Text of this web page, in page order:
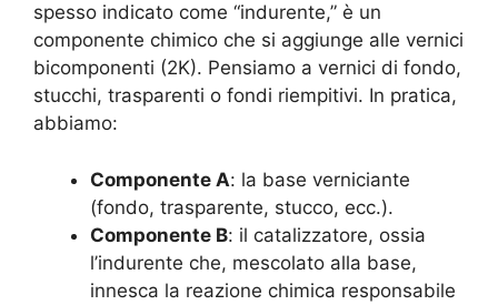
spesso indicato come “indurente,” è un
componente chimico che si aggiunge alle vernici
bicomponenti (2K). Pensiamo a vernici di fondo,
stucchi, trasparenti o fondi riempitivi. In pratica,
abbiamo:
Componente A: la base verniciante
(fondo, trasparente, stucco, ecc.).
Componente B: il catalizzatore, ossia
l’indurente che, mescolato alla base,
innesca la reazione chimica responsabile